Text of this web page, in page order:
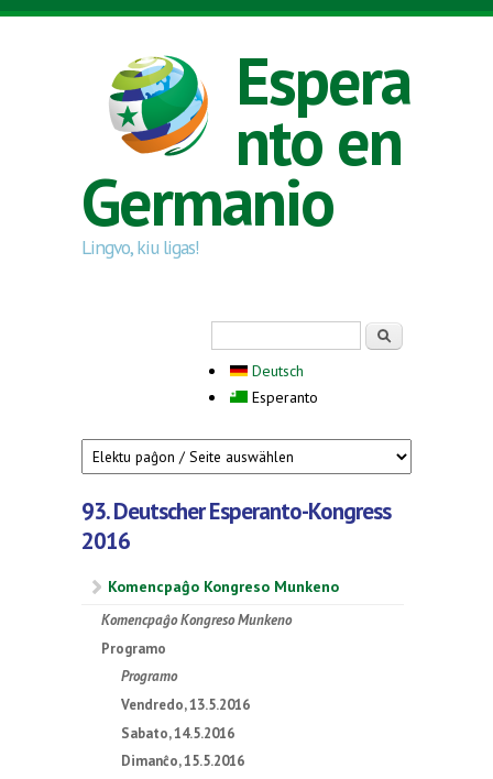
Skip to main content
Espera
nto en
Germanio
Lingvo, kiu ligas!
Deutsch
Esperanto
93. Deutscher Esperanto-Kongress
2016
Komencpaĝo Kongreso Munkeno
Komencpaĝo Kongreso Munkeno
Programo
Programo
Vendredo, 13.5.2016
Sabato, 14.5.2016
Dimanĉo, 15.5.2016